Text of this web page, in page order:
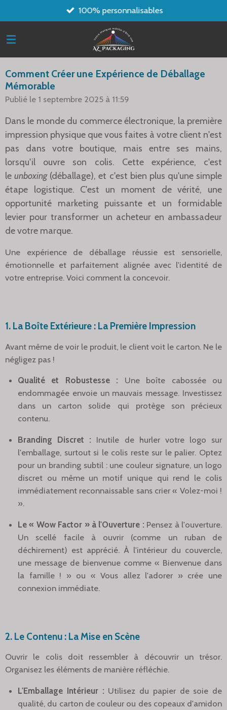
au
contenu
100% personnalisables
Comment Créer une Expérience de Déballage
Mémorable
Publié le 1 septembre 2025 à 11:59
Dans le monde du commerce électronique, la première
impression physique que vous faites à votre client n'est
pas dans votre boutique, mais entre ses mains,
lorsqu'il ouvre son colis. Cette expérience, c'est
le unboxing (déballage), et c'est bien plus qu'une simple
étape logistique. C'est un moment de vérité, une
opportunité marketing puissante et un formidable
levier pour transformer un acheteur en ambassadeur
de votre marque.
Une expérience de déballage réussie est sensorielle,
émotionnelle et parfaitement alignée avec l'identité de
votre entreprise. Voici comment la concevoir.
1. La Boîte Extérieure : La Première Impression
Avant même de voir le produit, le client voit le carton. Ne le
négligez pas !
Qualité et Robustesse :
Une boîte cabossée ou
endommagée envoie un mauvais message. Investissez
dans un carton solide qui protège son précieux
contenu.
Branding Discret : Inutile de hurler votre logo sur
l'emballage, surtout si le colis reste sur le palier. Optez
pour un branding subtil : une couleur signature, un logo
discret ou même un motif unique qui rend le colis
immédiatement reconnaissable sans crier « Volez-moi !
».
Le « Wow Factor » à l'Ouverture : Pensez à l'ouverture.
Un scellé facile à ouvrir (comme un ruban de
déchirement) est apprécié. À l'intérieur du couvercle,
une message de bienvenue comme « Bienvenue dans
la famille ! » ou « Vous allez l'adorer » crée une
connexion immédiate.
2. Le Contenu : La Mise en Scène
Ouvrir le colis doit ressembler à découvrir un trésor.
Organisez les éléments de manière réfléchie.
L'Emballage Intérieur : Utilisez du papier de soie de
qualité, du carton de couleur ou des copeaux d'amidon